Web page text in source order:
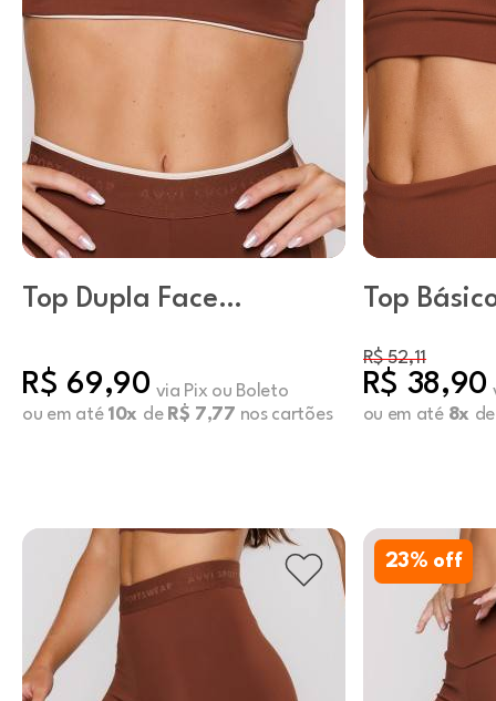
Top Dupla Face
R$ 69,90 via Pix ou Boleto
ou em até 10x de R$ 7,77 nos cartões
Top
R$ 52,11
R$ 38,90
ou em até 8x
23% off